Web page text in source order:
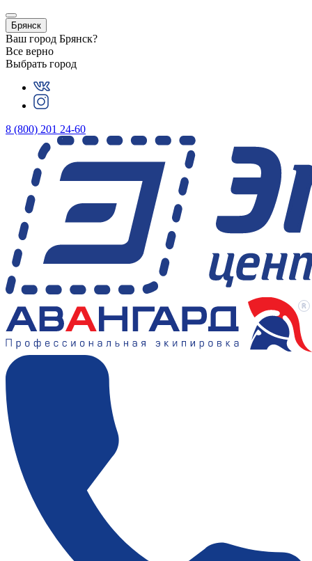
Брянск
Ваш город Брянск?
Все верно
Выбрать город
8 (800) 201 24-60